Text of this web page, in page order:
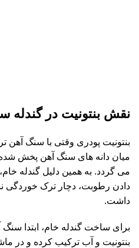
نقش بنتونیت در گندله
بنتونیت پودری وقتی با سنگ آهن
میان دانه های سنگ آهن پخش
می گردد. به همین دلیل گندله
دادن رطوبت، دچار ترک خوردگی
داشت.
برای ساخت گندله خام، ابتدا سنگ
بنتونیت و آب ترکیب کرده و در